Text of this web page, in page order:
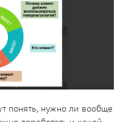
понять, нужно ли вообще